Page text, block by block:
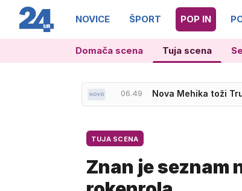
NOVICE ŠPORT POP IN
Domača scena Tuja scena
06.49 Nova Mehika toži
07.00 Zendaya snema
TUJA SCENA
Znan je seznam